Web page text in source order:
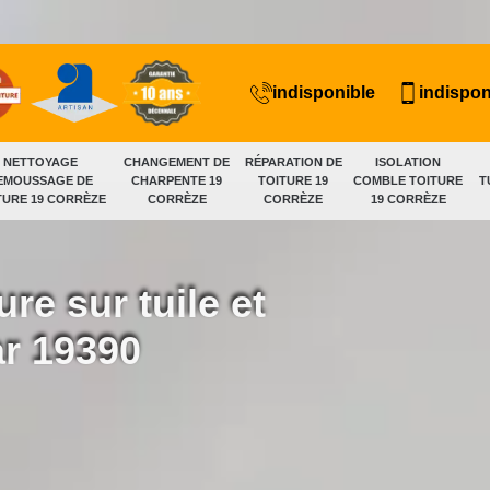
NETTOYAGE
DE
19 CORRÈZE
CHANGEMENT DE
CHARPENTE 19
CORRÈZE
RÉPARATION DE
TOITURE 19
CORRÈZE
ISOLATION
COMBLE TOITURE
19 CORRÈZE
indisponible
sur tuile et
19390